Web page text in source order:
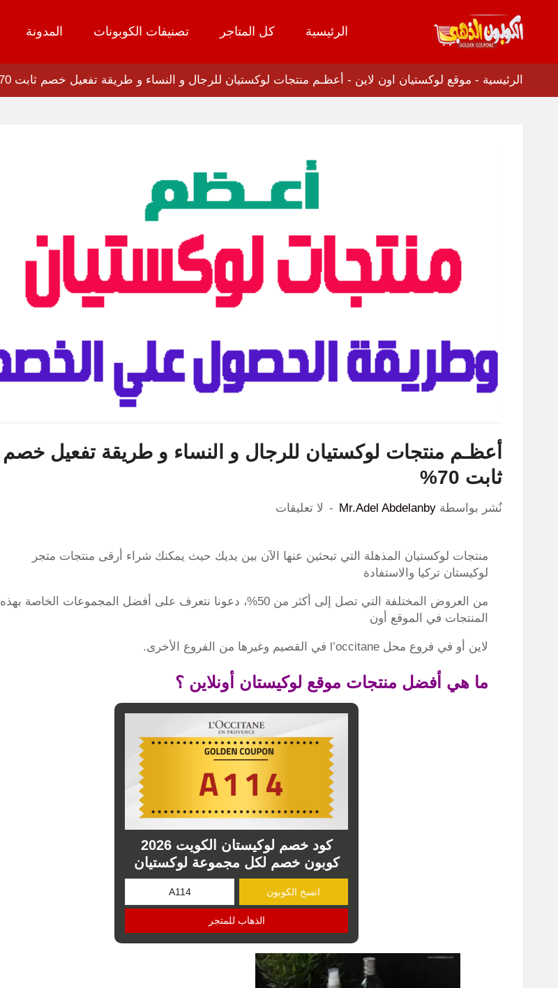
تخطي
المحتوى
الرئيسية كل المتاجر تصنيفات الكوبونات المدونة
الرئيسية - موقع لوكستيان اون لاين - أعظـم منتجات لوكستيان للرجال و النساء و طريقة تفعيل خصم ثابت 70%
أعظـم منتجات لوكستيان للرجال و النساء و طريقة تفعيل خصم
ثابت 70%
نٌشر بواسطة Mr.Adel Abdelanby لا تعليقات
منتجات لوكستيان المذهلة التي تبحثين عنها الآن بين يديك حيث يمكنك شراء أرقى منتجات متجر
لوكيستان تركيا والاستفادة
من العروض المختلفة التي تصل إلى أكثر من 50%، دعونا نتعرف على أفضل المجموعات الخاصة بهذه
المنتجات في الموقع أون
لاين أو في فروع محل l’occitane في القصيم وغيرها من الفروع الأخرى.
ما هي أفضل منتجات موقع لوكيستان أونلاين ؟
كود خصم لوكيستان الكويت 2026
كوبون خصم لكل مجموعة لوكستيان
انسخ الكوبون
الذهاب للمتجر